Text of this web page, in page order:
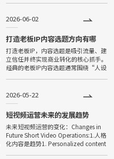
掌握爱采购运营的核心逻辑——从粗
2026-06-02
打造老板IP内容选题方向有哪
些？
打造老板IP，内容选题是吸引流量、建
立信任并终实现商业转化的核心抓手。
经典的老板IP内容选题通常围绕“人设
Creating a bos
2026-05-22
短视频运营未来的发展趋势
未来短视频运营的变化：Changes in
Future Short Video Operations:1.人格
化内容是趋势1. Personalized content